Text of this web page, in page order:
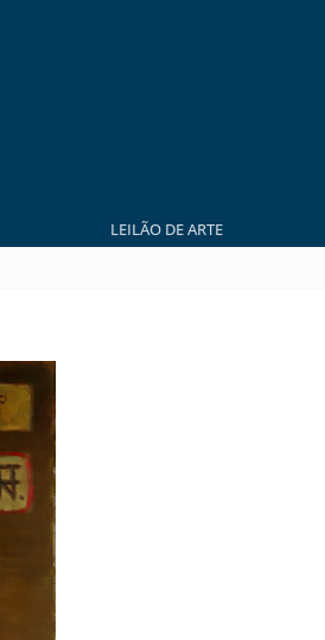
LEILÃO DE ARTE